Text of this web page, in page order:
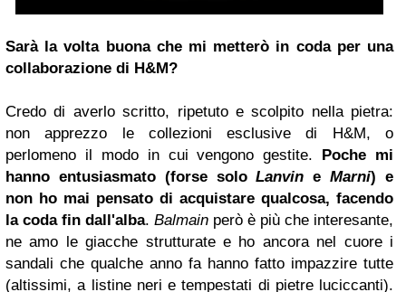
Sarà la volta buona che mi metterò in coda per una
collaborazione di H&M?
Credo di averlo scritto, ripetuto e scolpito nella pietra:
non apprezzo le collezioni esclusive di H&M, o
perlomeno il modo in cui vengono gestite.
Poche mi
hanno entusiasmato (forse soloLanvin eMarni) e
non ho mai pensato di acquistare qualcosa, facendo
la coda fin dall'alba. Balmain però è più che interesante,
ne amo le giacche strutturate e ho ancora nel cuore i
sandali che qualche anno fa hanno fatto impazzire tutte
(altissimi, a listine neri e tempestati di pietre luciccanti).